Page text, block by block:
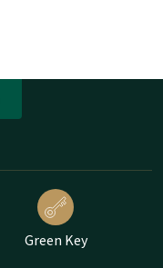
Green Key